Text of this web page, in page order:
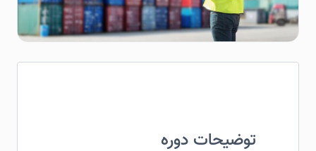
توضیحات دوره